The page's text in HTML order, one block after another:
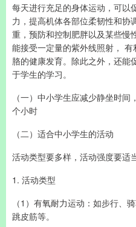
每天进行充足的身体运动，可以
力，提高机体各部位柔韧性和协
重，预防和控制肥胖以及某些慢
能接受一定量的紫外线照射，
胳的健康发育。除此之外，还能
于学生的学习。
（一）中小学生应减少静坐时
个小时
（二）适合中小学生的活动
活动类型要多样，活动强度要适
1. 活动类型
（1）有氧耐力运动：如步行、
跳皮筋等。